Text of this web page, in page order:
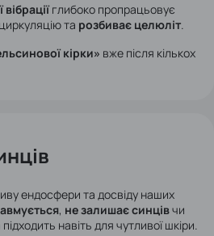
глибоко пропрацьовує
та розбиває целюліт
кірки» вже після кількох
ендосфери та досвіду наших
, не залишає синцівчи
навіть для чутливої шкіри.